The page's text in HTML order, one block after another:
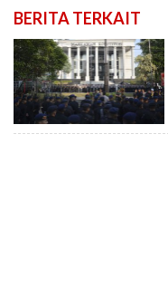
BERITA TERKAIT